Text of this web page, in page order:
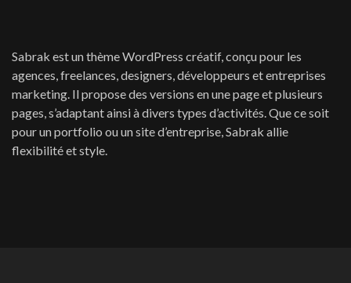
Sabrak est un thème WordPress créatif, conçu pour les
agences, freelances, designers, développeurs et entreprises
marketing. Il propose des versions en une page et plusieurs
pages, s’adaptant ainsi à divers types d’activités. Que ce soit
pour un portfolio ou un site d’entreprise, Sabrak allie
flexibilité et style.